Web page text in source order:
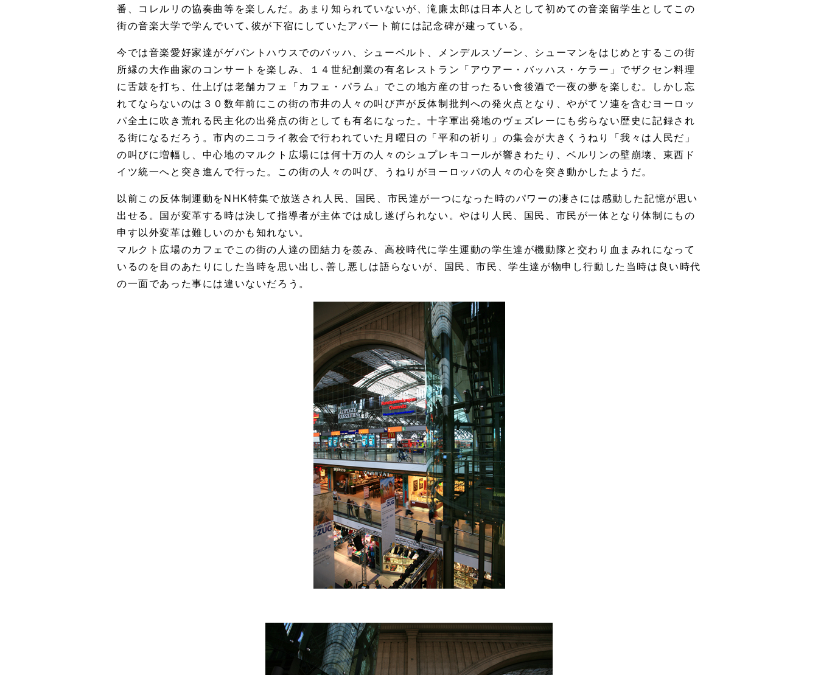
番、コレルリの協奏曲等を楽しんだ。あまり知られていないが、滝廉太郎は日本人として初めての音楽留学生としてこの
街の音楽大学で学んでいて､彼が下宿にしていたアパート前には記念碑が建っている。
今では音楽愛好家達がゲバントハウスでのバッハ、シューベルト、メンデルスゾーン、シューマンをはじめとするこの街
所縁の大作曲家のコンサートを楽しみ、１４世紀創業の有名レストラン「アウアー・バッハス・ケラー」でザクセン料理
に舌鼓を打ち、仕上げは老舗カフェ「カフェ・パラム」でこの地方産の甘ったるい食後酒で一夜の夢を楽しむ。しかし忘
れてならないのは３０数年前にこの街の市井の人々の叫び声が反体制批判への発火点となり、やがてソ連を含むヨーロッ
パ全土に吹き荒れる民主化の出発点の街としても有名になった。十字軍出発地のヴェズレーにも劣らない歴史に記録され
る街になるだろう。市内のニコライ教会で行われていた月曜日の「平和の祈り」の集会が大きくうねり「我々は人民だ」
の叫びに増幅し、中心地のマルクト広場には何十万の人々のシュプレキコールが響きわたり、ベルリンの壁崩壊、東西ド
イツ統一へと突き進んで行った。この街の人々の叫び、うねりがヨーロッパの人々の心を突き動かしたようだ。
以前この反体制運動をNHK特集で放送され人民、国民、市民達が一つになった時のパワーの凄さには感動した記憶が思い
出せる。国が変革する時は決して指導者が主体では成し遂げられない。やはり人民、国民、市民が一体となり体制にもの
申す以外変革は難しいのかも知れない。
マルクト広場のカフェでこの街の人達の団結力を羨み、高校時代に学生運動の学生達が機動隊と交わり血まみれになって
いるのを目のあたりにした当時を思い出し､善し悪しは語らないが、国民、市民、学生達が物申し行動した当時は良い時代
の一面であった事には違いないだろう。